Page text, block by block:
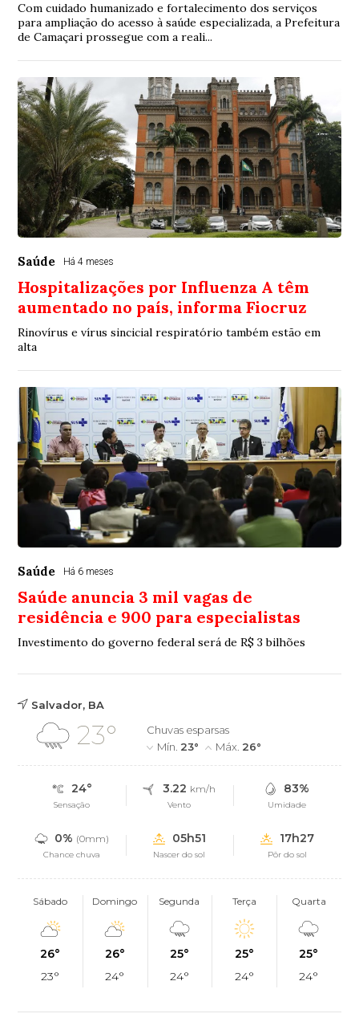
Com cuidado humanizado e fortalecimento dos serviços
para ampliação do acesso à saúde especializada, a Prefeitura
de Camaçari prossegue com a reali...
Saúde Há 4 meses
Hospitalizações por Influenza A têm
aumentado no país, informa Fiocruz
Rinovírus e vírus sincicial respiratório também estão em
alta
Saúde Há 6 meses
Saúde anuncia 3 mil vagas de
residência e 900 para especialistas
Investimento do governo federal será de R$ 3 bilhões
Salvador, BA
23°
Chuvas esparsas
Mín. 23° Máx. 26°
24°
Sensação
3.22 km/h
Vento
83%
Umidade
0% (0mm)
Chance chuva
05h51
Nascer do sol
17h27
Pôr do sol
Sábado
26°
23°
Domingo
26°
24°
Segunda
25°
24°
Terça
25°
24°
Quarta
25°
24°